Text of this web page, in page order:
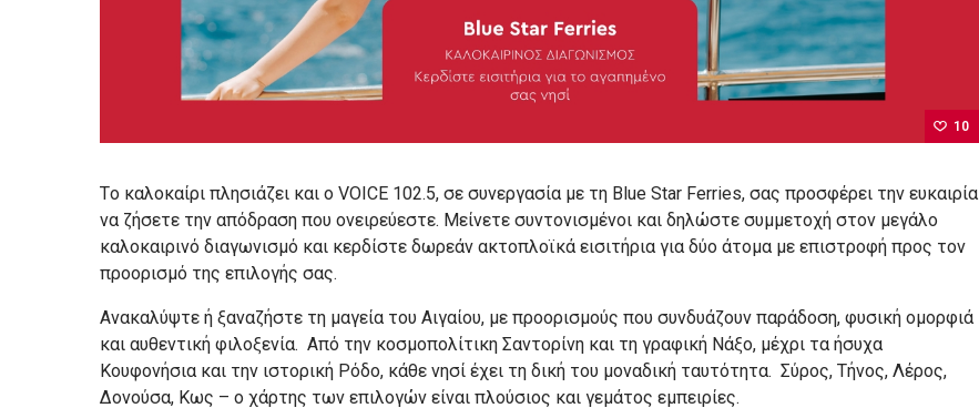
10
Tο καλοκαίρι πλησιάζει και ο VOICE 102.5, σε συνεργασία με τη Blue Star Ferries, σας προσφέρει την ευκαιρία
να ζήσετε την απόδραση που ονειρεύεστε. Μείνετε συντονισμένοι και δηλώστε συμμετοχή στον μεγάλο
καλοκαιρινό διαγωνισμό και κερδίστε δωρεάν ακτοπλοϊκά εισιτήρια για δύο άτομα με επιστροφή προς τον
προορισμό της επιλογής σας.
Ανακαλύψτε ή ξαναζήστε τη μαγεία του Αιγαίου, με προορισμούς που συνδυάζουν παράδοση, φυσική ομορφιά
και αυθεντική φιλοξενία. Από την κοσμοπολίτικη Σαντορίνη και τη γραφική Νάξο, μέχρι τα ήσυχα
Κουφονήσια και την ιστορική Ρόδο, κάθε νησί έχει τη δική του μοναδική ταυτότητα. Σύρος, Τήνος, Λέρος,
Δονούσα, Κως – ο χάρτης των επιλογών είναι πλούσιος και γεμάτος εμπειρίες.